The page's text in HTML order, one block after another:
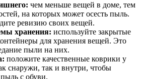
чем меньше вещей в доме, тем
на которых может осесть пыль.
ревизию своих вещей.
хранения: используйте закрытые
для хранения вещей. Это
пыли на них.
положите качественные коврики у
снаружи, так и внутри, чтобы
с обуви.